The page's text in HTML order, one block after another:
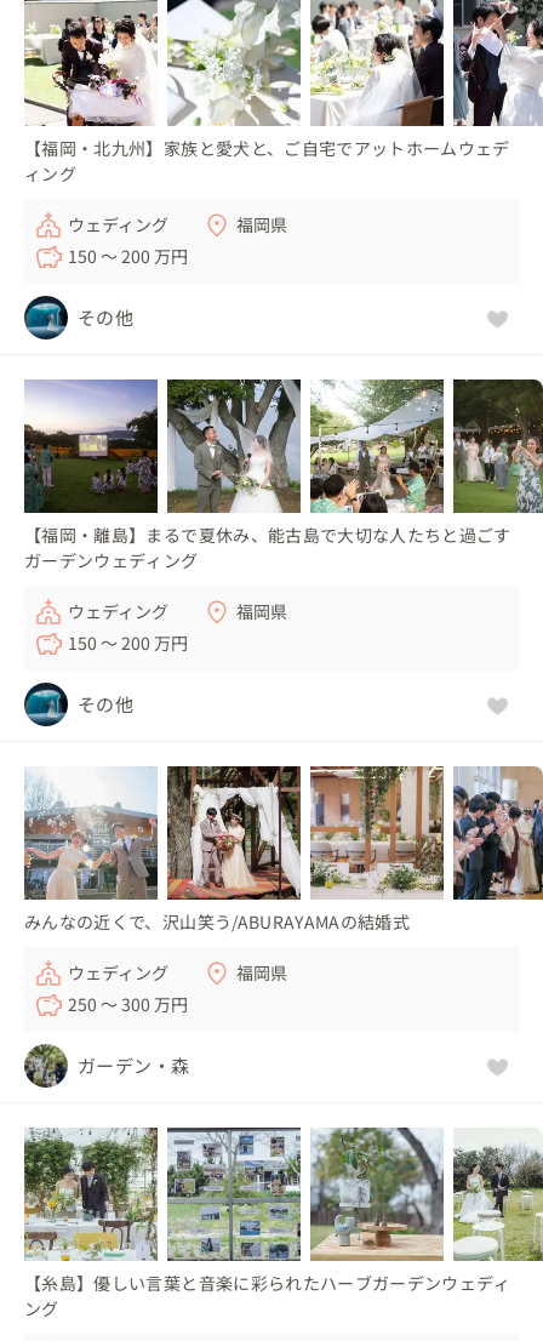
【福岡・北九州】家族と愛犬と、ご自宅でアットホームウェデ
ィング
ウェディング
福岡県
150 〜 200 万円
その他
【福岡・離島】まるで夏休み、能古島で大切な人たちと過ごす
ガーデンウェディング
ウェディング
福岡県
150 〜 200 万円
その他
みんなの近くで、沢山笑う/ABURAYAMAの結婚式
ウェディング
福岡県
250 〜 300 万円
ガーデン・森
【糸島】優しい言葉と音楽に彩られたハーブガーデンウェディ
ング